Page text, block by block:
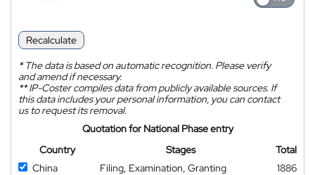
Recalculate
*The data is based on automatic recognition. Please verify
and amend if necessary.
**IP-Coster compiles data from publicly available sources. If
this data includes your personal information, you can contact
us to request its removal.
Quotation for National Phase entry
Country
Stages
Total
China
Filing, Examination, Granting
1886